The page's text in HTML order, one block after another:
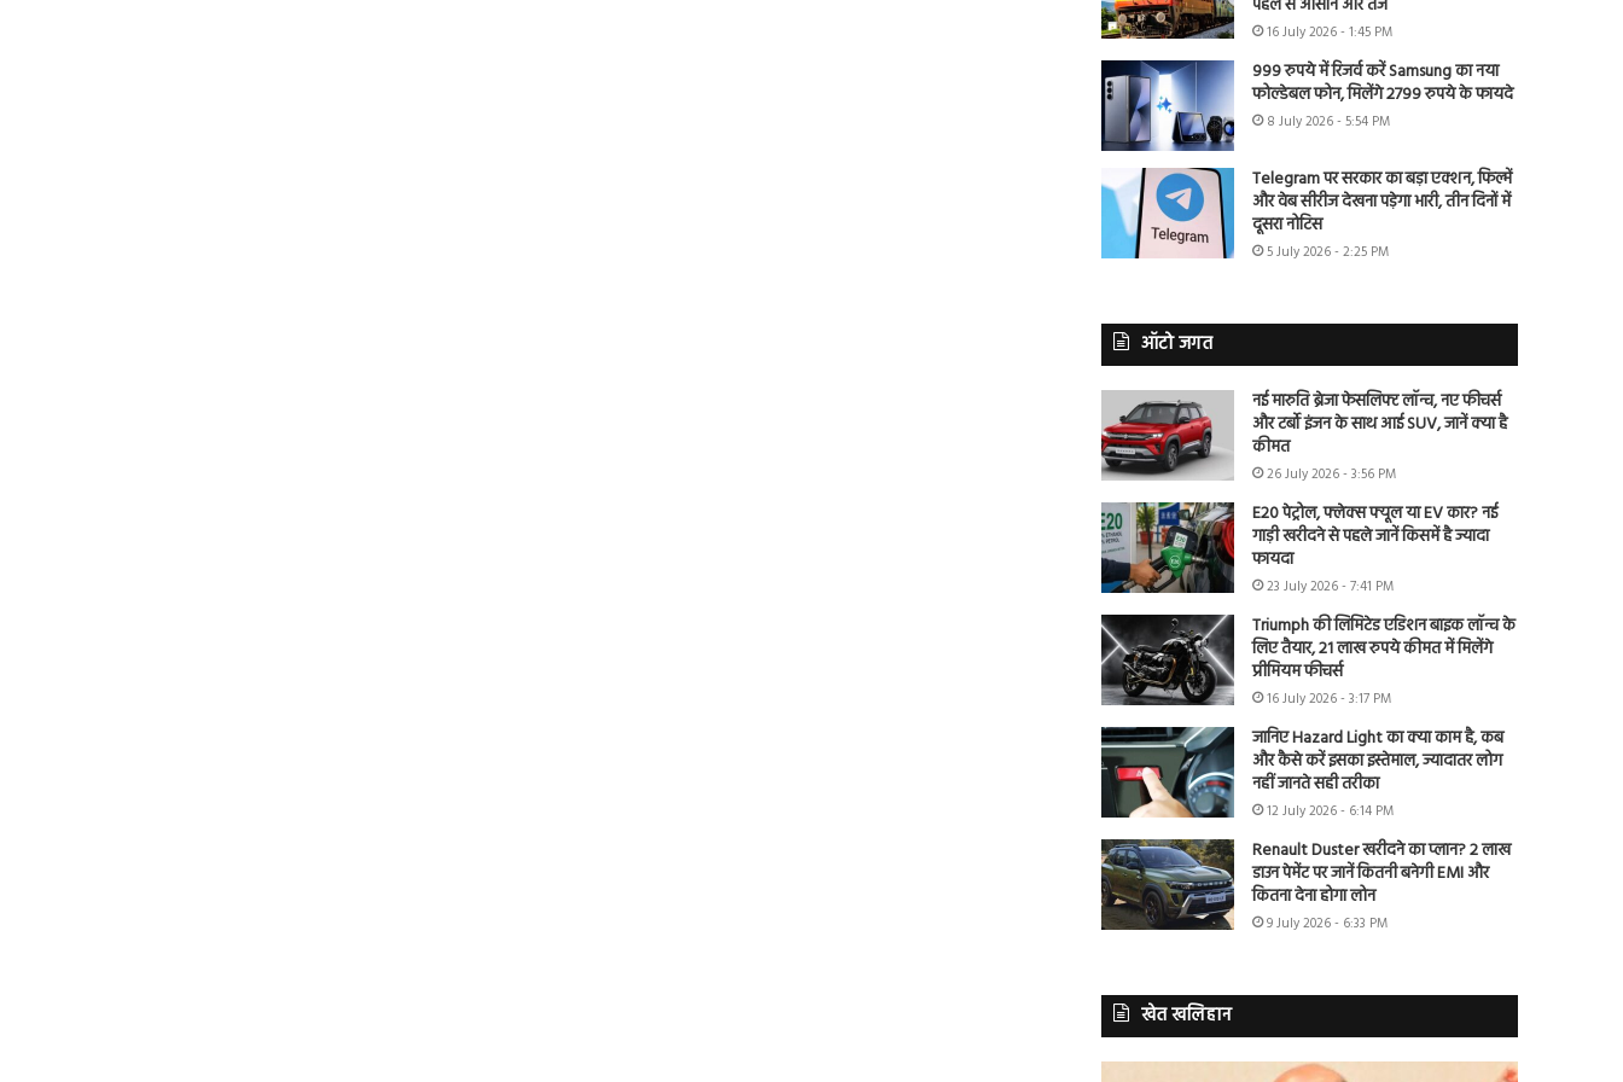
पहले से आसान और तेज
16 July 2026 - 1:45 PM
999 रुपये में रिजर्व करें Samsung का नया
फोल्डेबल फोन, मिलेंगे 2799 रुपये के फायदे
8 July 2026 - 5:54 PM
Telegram पर सरकार का बड़ा एक्शन, फिल्में
और वेब सीरीज देखना पड़ेगा भारी, तीन दिनों में
दूसरा नोटिस
5 July 2026 - 2:25 PM
ऑटो जगत
नई मारुति ब्रेजा फेसलिफ्ट लॉन्च, नए फीचर्स
और टर्बो इंजन के साथ आई SUV, जानें क्या है
कीमत
26 July 2026 - 3:56 PM
E20 पेट्रोल, फ्लेक्स फ्यूल या EV कार? नई
गाड़ी खरीदने से पहले जानें किसमें है ज्यादा
फायदा
23 July 2026 - 7:41 PM
Triumph की लिमिटेड एडिशन बाइक लॉन्च के
लिए तैयार, 21 लाख रुपये कीमत में मिलेंगे
प्रीमियम फीचर्स
16 July 2026 - 3:17 PM
जानिए Hazard Light का क्या काम है, कब
और कैसे करें इसका इस्तेमाल, ज्यादातर लोग
नहीं जानते सही तरीका
12 July 2026 - 6:14 PM
Renault Duster खरीदने का प्लान? 2 लाख
डाउन पेमेंट पर जानें कितनी बनेगी EMI और
कितना देना होगा लोन
9 July 2026 - 6:33 PM
खेत खलिहान